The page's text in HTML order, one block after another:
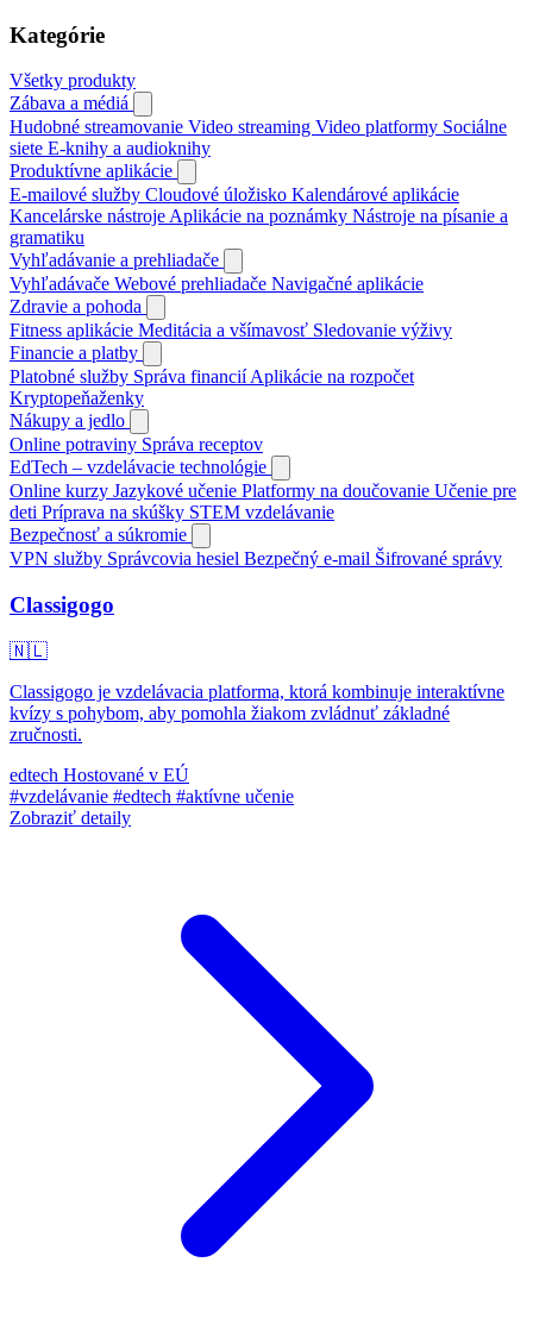
Kategórie
Všetky produkty
Zábava a médiá
Hudobné streamovanie Video streaming Video platformy Sociálne
siete E‑knihy a audioknihy
Produktívne aplikácie
E‑mailové služby Cloudové úložisko Kalendárové aplikácie
Kancelárske nástroje Aplikácie na poznámky Nástroje na písanie a
gramatiku
Vyhľadávanie a prehliadače
Vyhľadávače Webové prehliadače Navigačné aplikácie
Zdravie a pohoda
Fitness aplikácie Meditácia a všímavosť Sledovanie výživy
Financie a platby
Platobné služby Správa financiíAplikácie na rozpočet
Kryptopeňaženky
Nákupy a jedlo
Online potraviny Správa receptov
EdTech – vzdelávacie technológie
Online kurzy Jazykové učenie Platformy na doučovanie Učenie pre
deti Príprava na skúšky STEM vzdelávanie
Bezpečnosť a súkromie
VPN služby Správcovia hesiel Bezpečný e-mail Šifrované správy
Classigogo
🇳🇱
Classigogo je vzdelávacia platforma, ktorá kombinuje interaktívne
kvízy s pohybom, aby pomohla žiakom zvládnuť základné
zručnosti.
edtech Hostované v EÚ
#vzdelávanie #edtech #aktívne učenie
Zobraziť detaily